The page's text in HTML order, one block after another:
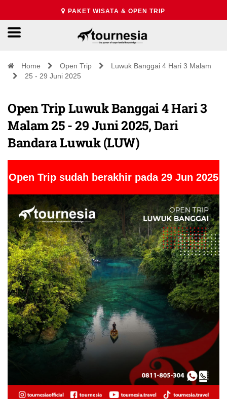
PAKET WISATA & OPEN TRIP
Home Open Trip
Luwuk Banggai 4 Hari 3 Malam
25 - 29 Juni 2025
Open Trip Luwuk Banggai 4 Hari 3
Malam 25 - 29 Juni 2025, Dari
Bandara Luwuk (LUW)
Open Trip sudah berakhir pada 29 Jun 2025